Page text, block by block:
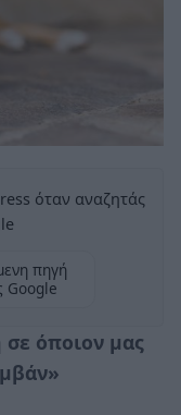
όταν αναζητάς
πηγή
Google
όποιον μας